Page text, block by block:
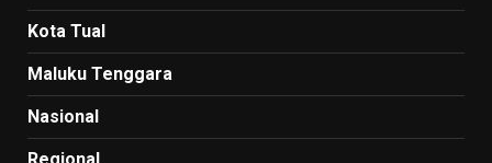
Kota Tual
Maluku Tenggara
Nasional